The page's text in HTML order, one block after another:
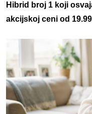
Hibrid broj 1 koji
akcijskoj ceni od